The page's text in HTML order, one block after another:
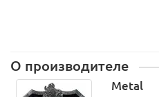
О производителе
Metal